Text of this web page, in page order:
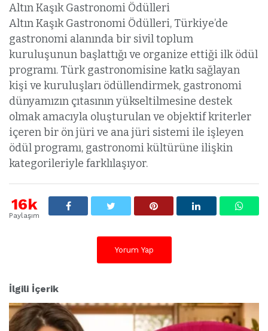
Altın Kaşık Gastronomi Ödülleri
Altın Kaşık Gastronomi Ödülleri, Türkiye’de
gastronomi alanında bir sivil toplum
kuruluşunun başlattığı ve organize ettiği ilk ödül
programı. Türk gastronomisine katkı sağlayan
kişi ve kuruluşları ödüllendirmek, gastronomi
dünyamızın çıtasının yükseltilmesine destek
olmak amacıyla oluşturulan ve objektif kriterler
içeren bir ön jüri ve ana jüri sistemi ile işleyen
ödül programı, gastronomi kültürüne ilişkin
kategorileriyle farklılaşıyor.
16k
Paylaşım
Yorum Yap
İlgili İçerik